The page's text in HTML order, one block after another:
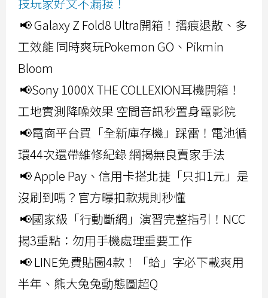
技玩家好文不漏接！
📢 Galaxy Z Fold8 Ultra開箱！摺痕退散、多
工效能 同時爽玩Pokemon GO、Pikmin
Bloom
📢Sony 1000X THE COLLEXION耳機開箱！
工地實測降噪效果 空間音訊秒置身電影院
📢電商平台買「全新庫存機」踩雷！電池循
環44次還帶維修紀錄 網揭無良賣家手法
📢 Apple Pay、信用卡搭北捷「只扣1元」是
沒刷到嗎？官方曝扣款規則秒懂
📢國家級「行動斷網」演習完整指引！NCC
揭3重點：勿用手機處理重要工作
📢 LINE免費貼圖4款！「蛤」字必下載爽用
半年、熊大兔兔動態圖超Q